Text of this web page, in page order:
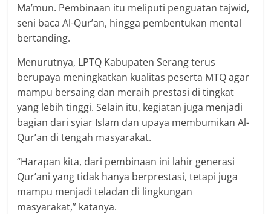
Ma’mun. Pembinaan itu meliputi penguatan tajwid,
seni baca Al-Qur’an, hingga pembentukan mental
bertanding.
Menurutnya, LPTQ Kabupaten Serang terus
berupaya meningkatkan kualitas peserta MTQ agar
mampu bersaing dan meraih prestasi di tingkat
yang lebih tinggi. Selain itu, kegiatan juga menjadi
bagian dari syiar Islam dan upaya membumikan Al-
Qur’an di tengah masyarakat.
“Harapan kita, dari pembinaan ini lahir generasi
Qur’ani yang tidak hanya berprestasi, tetapi juga
mampu menjadi teladan di lingkungan
masyarakat,” katanya.